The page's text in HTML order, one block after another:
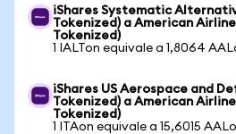
iShares Systematic
Tokenized) a American
Tokenized)
1 IALTon equivale a 1,8064
iShares US Aerospace and
Tokenized) a American
Tokenized)
1 ITAon equivale a 15,6015